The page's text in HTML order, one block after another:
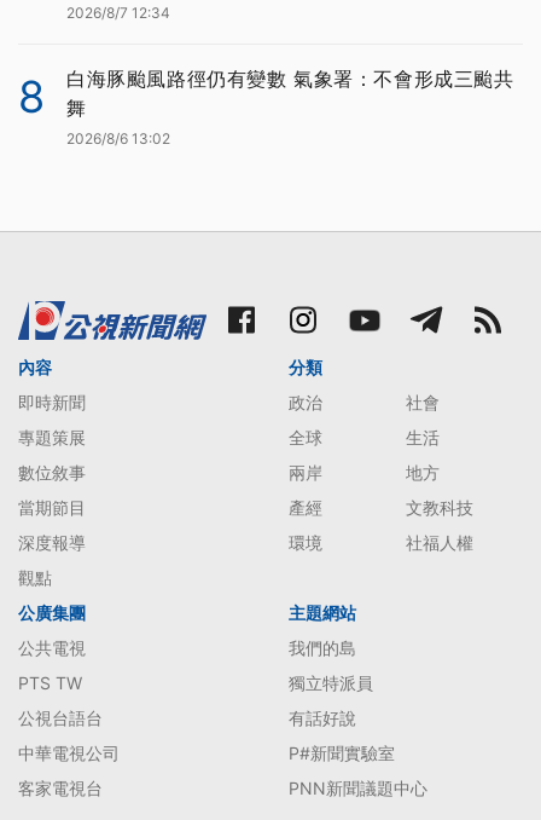
2026/8/7 12:34
8
白海豚颱風路徑仍有變數 氣象署：不會形成三颱共
舞
2026/8/6 13:02
內容
即時新聞
專題策展
數位敘事
當期節目
深度報導
觀點
分類
政治
社會
全球
生活
兩岸
地方
產經
文教科技
環境
社福人權
公廣集團
公共電視
PTS TW
公視台語台
中華電視公司
客家電視台
主題網站
我們的島
獨立特派員
有話好說
P#新聞實驗室
PNN新聞議題中心